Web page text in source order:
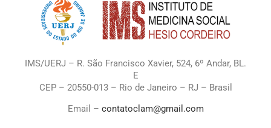
IMS/UERJ – R. São Francisco Xavier, 524, 6º Andar, BL.
E
CEP – 20550-013 – Rio de Janeiro – RJ – Brasil
Email – contatoclam@gmail.com